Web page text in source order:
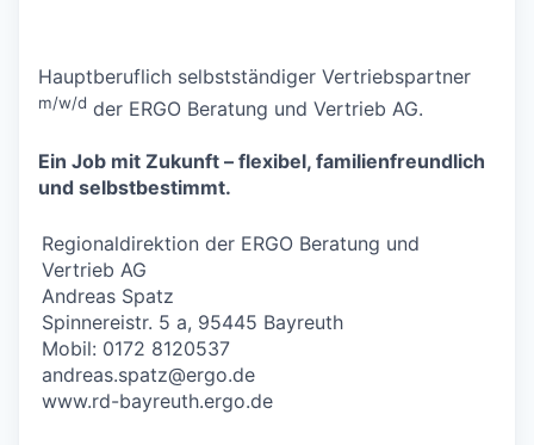
Hauptberuflich selbstständiger Vertriebspartner
m/w/d der ERGO Beratung und Vertrieb AG.
Ein Job mit Zukunft – flexibel, familienfreundlich
und selbstbestimmt.
Regionaldirektion der ERGO Beratung und
Vertrieb AG
Andreas Spatz
Spinnereistr. 5 a, 95445 Bayreuth
Mobil: 0172 8120537
andreas.spatz@ergo.de
www.rd-bayreuth.ergo.de